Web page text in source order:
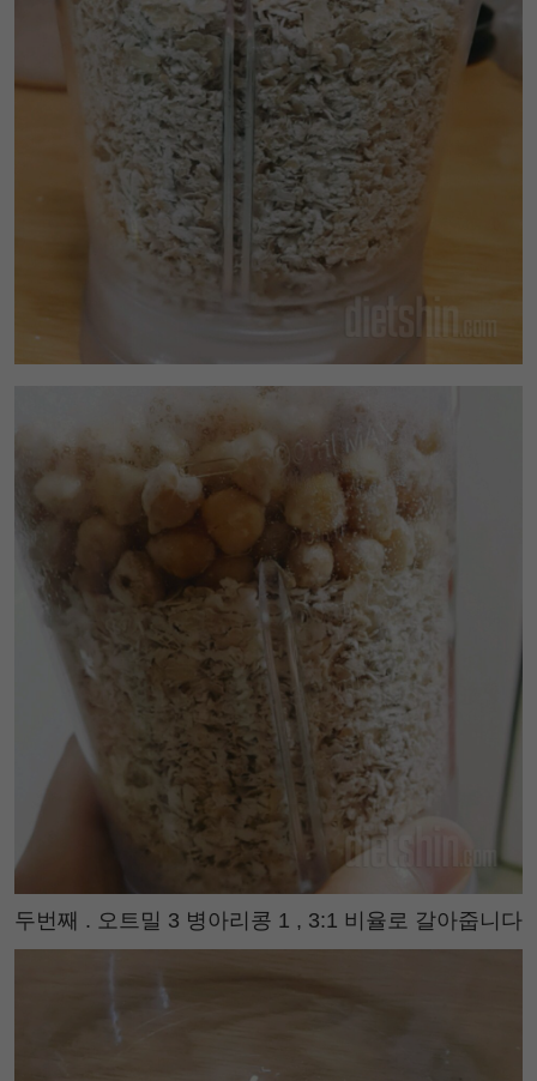
두번째 . 오트밀 3 병아리콩 1 , 3:1 비율로 갈아줍니다